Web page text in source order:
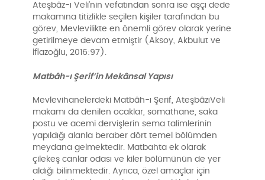
Ateşbâz-ı Veli’nin vefatından sonra ise aşçı dede
makamına titizlikle seçilen kişiler tarafından bu
görev, Mevlevilikte en önemli görev olarak yerine
getirilmeye devam etmiştir (Aksoy, Akbulut ve
İflazoğlu, 2016:97).
Matbâh-ı Şerif’in Mekânsal Yapısı
Mevlevihanelerdeki Matbâh-ı Şerif, AteşbâzıVeli
makamı da denilen ocaklar, somathane, saka
postu ve acemi dervişlerin sema talimlerinin
yapıldığı alanla beraber dört temel bölümden
meydana gelmektedir. Matbahta ek olarak
çilekeş canlar odası ve kiler bölümünün de yer
aldığı bilinmektedir. Ayrıca, özel amaçlar için